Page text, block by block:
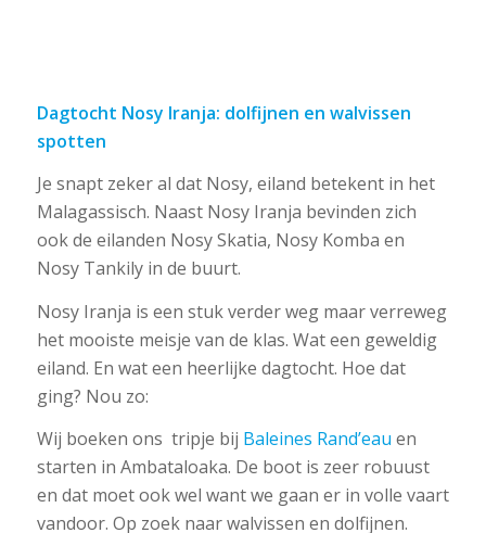
Dagtocht Nosy Iranja: dolfijnen en walvissen
spotten
Je snapt zeker al dat Nosy, eiland betekent in het
Malagassisch. Naast Nosy Iranja bevinden zich
ook de eilanden Nosy Skatia, Nosy Komba en
Nosy Tankily in de buurt.
Nosy Iranja is een stuk verder weg maar verreweg
het mooiste meisje van de klas. Wat een geweldig
eiland. En wat een heerlijke dagtocht. Hoe dat
ging? Nou zo:
Wij boeken ons tripje bij Baleines Rand’eau en
starten in Ambataloaka. De boot is zeer robuust
en dat moet ook wel want we gaan er in volle vaart
vandoor. Op zoek naar walvissen en dolfijnen.